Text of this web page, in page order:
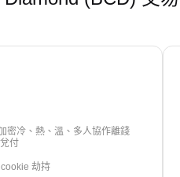
密冷、熱、溫、多人協作離錢
付
劫持